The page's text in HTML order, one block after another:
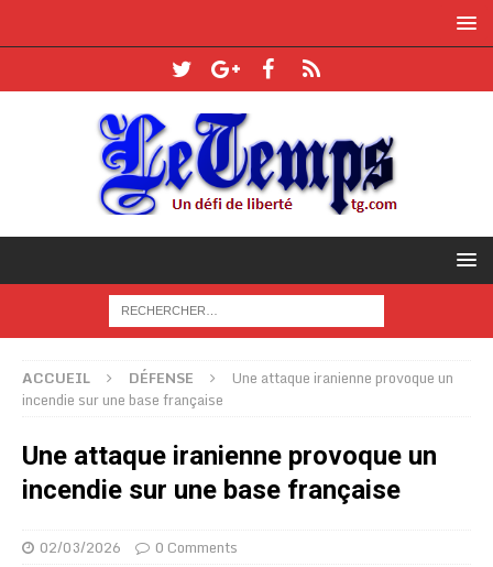
ACCUEIL DÉFENSE
Une attaque iranienne provoque un
incendie sur une base française
Une attaque iranienne provoque un
incendie sur une base française
02/03/2026 0 Comments